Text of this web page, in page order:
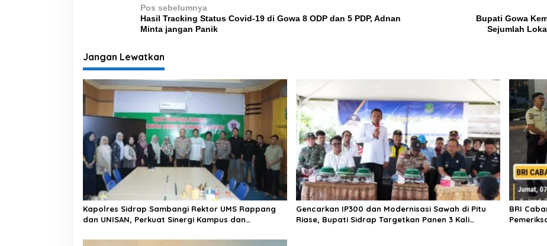
N
a
i
g
a
s
i
p
o
s
Pos sebelumnya
Hasil Tracking Status Covid-19 di Gowa 8 ODP dan 5 PDP, Adnan
Minta jangan Panik
Bupati Gowa
Sejumlah
Jangan Lewatkan
Kapolres Sidrap Sambangi Rektor UMS Rappang
dan UNISAN, Perkuat Sinergi Kampus dan
Gencarkan IP300 dan Modernisasi Sawah di Pitu
Riase, Bupati Sidrap Targetkan Panen 3 Kali
BRI